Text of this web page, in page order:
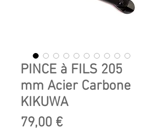
PINCE à FILS 205
mm Acier Carbone
KIKUWA
79,00 €Prix